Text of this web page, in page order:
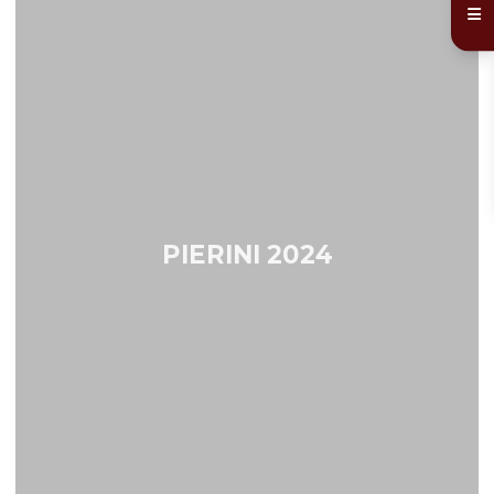
PIERINI 2024